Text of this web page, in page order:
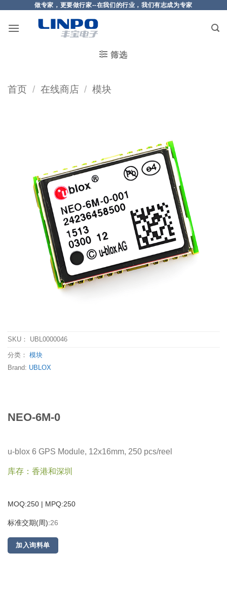
做专家，更要做行家--在我们的行业，我们有志成为专家
筛选
首页 / 在线商店 / 模块
SKU： UBL0000046
分类： 模块
Brand: UBLOX
NEO-6M-0
u-blox 6 GPS Module, 12x16mm, 250 pcs/reel
库存：香港和深圳
MOQ:250 | MPQ:250
标准交期(周):26
加入询料单